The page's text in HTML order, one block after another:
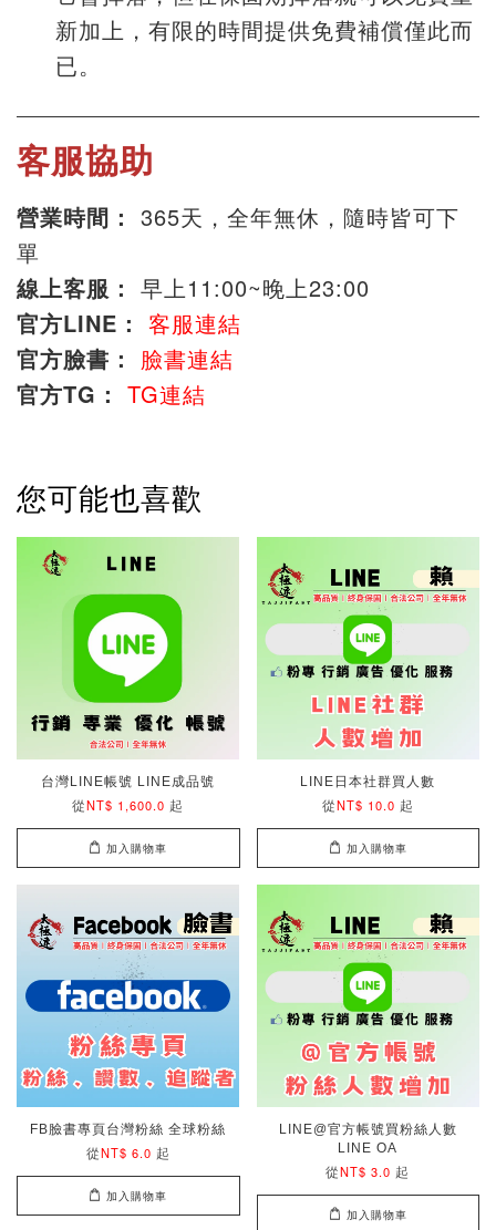
新加上，有限的時間提供免費補償僅此而
已。
客服協助
營業時間： 365天，全年無休，隨時皆可下
單
線上客服： 早上11:00~晚上23:00
官方LINE： 客服連結
官方臉書： 臉書連結
官方TG： TG連結
您可能也喜歡
台灣LINE帳號 LINE成品號
從NT$ 1,600.0 起
加入購物車
LINE日本社群買人數
從NT$ 10.0 起
加入購物車
FB臉書專頁台灣粉絲 全球粉絲
從NT$ 6.0 起
加入購物車
LINE@官方帳號買粉絲人數
LINE OA
從NT$ 3.0 起
加入購物車